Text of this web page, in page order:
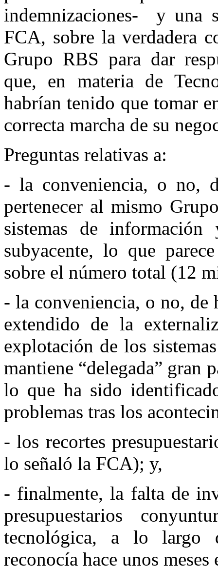
indemnizaciones- y una
FCA, sobre la verdadera
Grupo RBS para dar
que, en materia de
habrían tenido que tomar
correcta marcha de su
Preguntas relativas a:
- la conveniencia, o no,
pertenecer al mismo
sistemas de
subyacente, lo que
sobre el número total (12
- la conveniencia, o no,
extendido de la
explotación de los
mantiene “delegada” gran
lo que ha sido
problemas tras los
- los recortes
lo señaló la FCA); y,
- finalmente, la falta de
presupuestarios
tecnológica, a lo largo
reconocía hace unos